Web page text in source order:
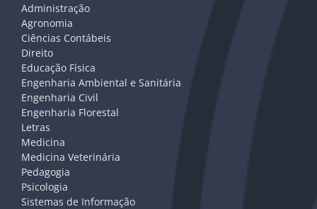
Administração
Agronomia
Ciências Contábeis
Direito
Educação Física
Engenharia Ambiental e Sanitária
Engenharia Civil
Engenharia Florestal
Letras
Medicina
Medicina Veterinária
Pedagogia
Psicologia
Sistemas de Informação